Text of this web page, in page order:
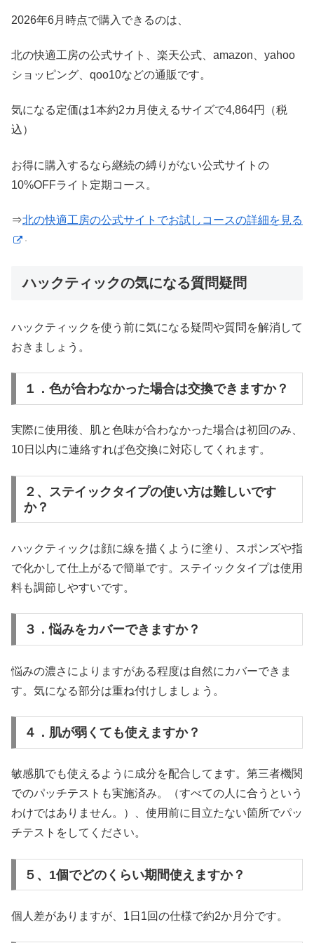
2026年6月時点で購入できるのは、
北の快適工房の公式サイト、楽天公式、amazon、yahoo
ショッピング、qoo10などの通販です。
気になる定価は1本約2カ月使えるサイズで4,864円（税
込）
お得に購入するなら継続の縛りがない公式サイトの
10%OFFライト定期コース。
⇒北の快適工房の公式サイトでお試しコースの詳細を見る
ハックティックの気になる質問疑問
ハックティックを使う前に気になる疑問や質問を解消して
おきましょう。
１．色が合わなかった場合は交換できますか？
実際に使用後、肌と色味が合わなかった場合は初回のみ、
10日以内に連絡すれば色交換に対応してくれます。
２、ステイックタイプの使い方は難しいです
か？
ハックティックは顔に線を描くように塗り、スポンズや指
で化かして仕上がるで簡単です。ステイックタイプは使用
料も調節しやすいです。
３．悩みをカバーできますか？
悩みの濃さによりますがある程度は自然にカバーできま
す。気になる部分は重ね付けしましょう。
４．肌が弱くても使えますか？
敏感肌でも使えるように成分を配合してます。第三者機関
でのパッチテストも実施済み。（すべての人に合うという
わけではありません。）、使用前に目立たない箇所でパッ
チテストをしてください。
５、1個でどのくらい期間使えますか？
個人差がありますが、1日1回の仕様で約2か月分です。